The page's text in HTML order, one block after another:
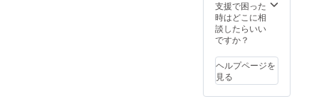
支援で困った
時はどこに相
談したらいい
ですか？
ヘルプページを
見る